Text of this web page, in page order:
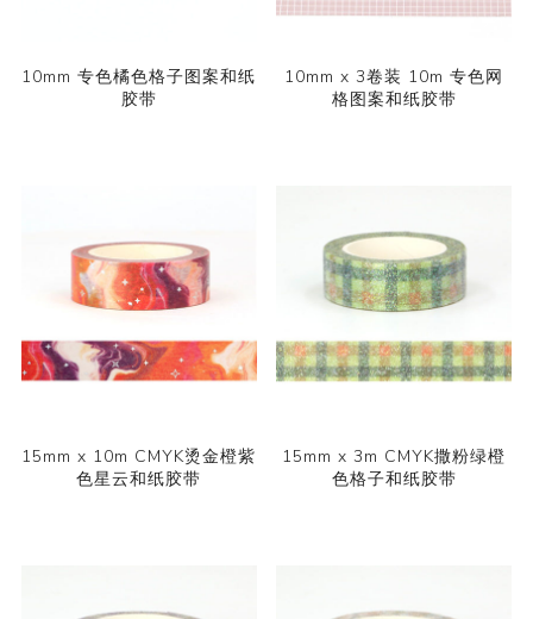
10mm 专色橘色格子图案和纸
胶带
10mm x 3卷装 10m 专色网
格图案和纸胶带
15mm x 10m CMYK烫金橙紫
色星云和纸胶带
15mm x 3m CMYK撒粉绿橙
色格子和纸胶带